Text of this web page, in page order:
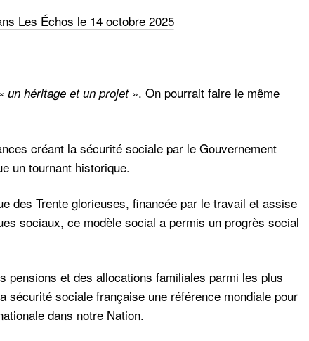
Les Échos le 14 octobre 2025
un héritage et un projet». On pourrait faire le même
créant la sécurité sociale par le Gouvernement
un tournant historique.
des Trente glorieuses, financée par le travail et assise
sociaux, ce modèle social a permis un progrès social
pensions et des allocations familiales parmi les plus
sécurité sociale française une référence mondiale pour
dans notre Nation.